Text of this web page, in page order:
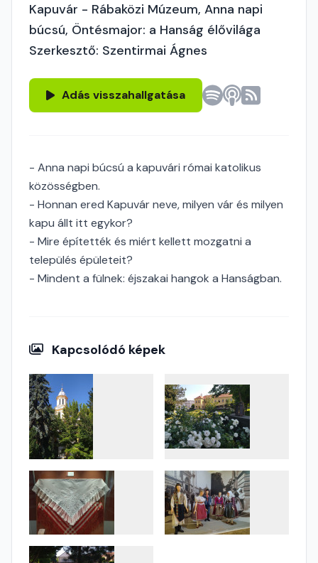
Kapuvár - Rábaközi Múzeum, Anna napi
búcsú, Öntésmajor: a Hanság élővilága
Szerkesztő: Szentirmai Ágnes
Adás visszahallgatása
- Anna napi búcsú a kapuvári római katolikus
közösségben.
- Honnan ered Kapuvár neve, milyen vár és milyen
kapu állt itt egykor?
- Mire építették és miért kellett mozgatni a
település épületeit?
- Mindent a fülnek: éjszakai hangok a Hanságban.
Kapcsolódó képek